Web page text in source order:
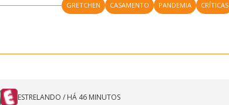
GRETCHEN CASAMENTO PANDEMIA CRÍTICAS
ESTRELANDO / HÁ 46 MINUTOS